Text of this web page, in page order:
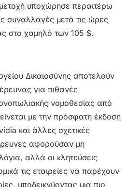
υποχώρησε περαιτέρω
συναλλαγές μετά τις ώρες
στο χαμηλό των 105 $.
Δικαιοσύνης αποτελούν
για πιθανές
νομοθεσίας από
με την πρόσφατη έκδοση
και άλλες σχετικές
αφορούσαν μη
αλλά οι κλητεύσεις
τις εταιρείες να παρέχουν
υποδεικνύοντας μια πιο